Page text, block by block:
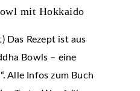
mit Hokkaido
Das Rezept ist aus
Bowls – eine
Alle Infos zum Buch